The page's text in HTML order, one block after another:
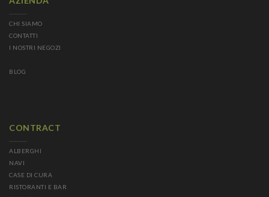
CHI SIAMO
CONTATTI
I NOSTRI NEGOZI
BLOG
CONTRACT
ALBERGHI
NAVI
CASE DI CURA
RISTORANTI E BAR